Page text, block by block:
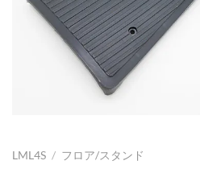
LML4S / フロア/スタンド